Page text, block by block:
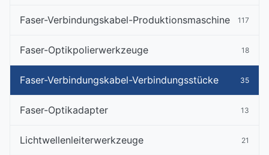
Faser-Verbindungskabel-Produktionsmaschine 117
Faser-Optikpolierwerkzeuge 18
Faser-Verbindungskabel-Verbindungsstücke 35
Faser-Optikadapter 13
Lichtwellenleiterwerkzeuge 21